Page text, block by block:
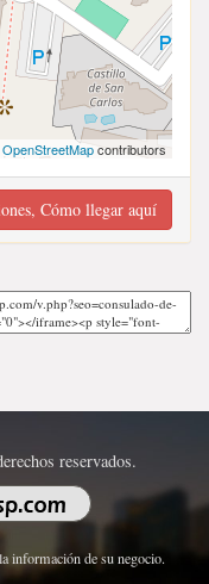
OpenStreetMapcontributors
Cómo llegar aquí
reservados.
información de su negocio.